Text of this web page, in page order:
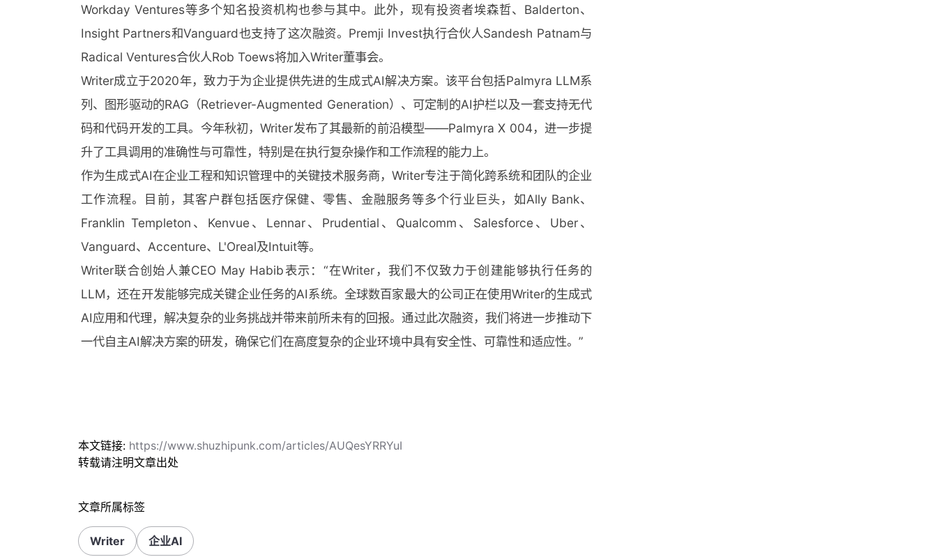
Workday Ventures等多个知名投资机构也参与其中。此外，现有投资者埃森哲、Balderton、
Insight Partners和Vanguard也支持了这次融资。Premji Invest执行合伙人Sandesh Patnam与
Radical Ventures合伙人Rob Toews将加入Writer董事会。
Writer成立于2020年，致力于为企业提供先进的生成式AI解决方案。该平台包括Palmyra LLM系
列、图形驱动的RAG（Retriever-Augmented Generation）、可定制的AI护栏以及一套支持无代
码和代码开发的工具。今年秋初，Writer发布了其最新的前沿模型——Palmyra X 004，进一步提
升了工具调用的准确性与可靠性，特别是在执行复杂操作和工作流程的能力上。
作为生成式AI在企业工程和知识管理中的关键技术服务商，Writer专注于简化跨系统和团队的企业
工作流程。目前，其客户群包括医疗保健、零售、金融服务等多个行业巨头，如Ally Bank、
Franklin Templeton、Kenvue、Lennar、Prudential、Qualcomm、Salesforce、Uber、
Vanguard、Accenture、L'Oreal及Intuit等。
Writer联合创始人兼CEO May Habib表示：“在Writer，我们不仅致力于创建能够执行任务的
LLM，还在开发能够完成关键企业任务的AI系统。全球数百家最大的公司正在使用Writer的生成式
AI应用和代理，解决复杂的业务挑战并带来前所未有的回报。通过此次融资，我们将进一步推动下
一代自主AI解决方案的研发，确保它们在高度复杂的企业环境中具有安全性、可靠性和适应性。”
本文链接: https://www.shuzhipunk.com/articles/AUQesYRRYuI
转载请注明文章出处
文章所属标签
Writer 企业AI